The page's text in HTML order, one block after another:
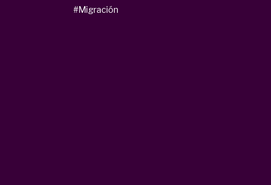
#Migración